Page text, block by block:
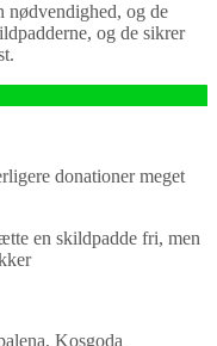
nødvendighed, og de
og de sikrer
donationer meget
en skildpadde fri, men
Kosgoda